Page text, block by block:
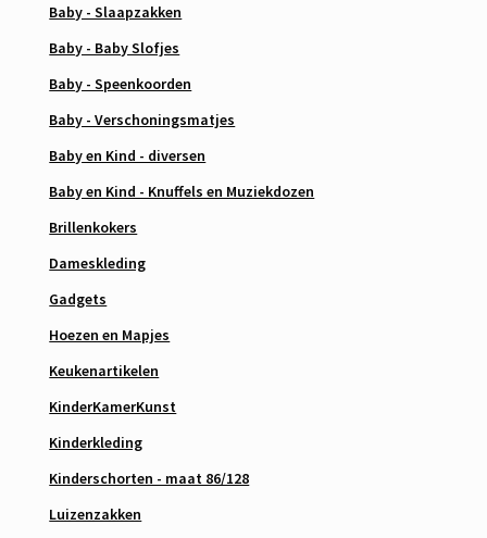
Baby - Slaapzakken
Baby - Baby Slofjes
Baby - Speenkoorden
Baby - Verschoningsmatjes
Baby en Kind - diversen
Baby en Kind - Knuffels en Muziekdozen
Brillenkokers
Dameskleding
Gadgets
Hoezen en Mapjes
Keukenartikelen
KinderKamerKunst
Kinderkleding
Kinderschorten - maat 86/128
Luizenzakken